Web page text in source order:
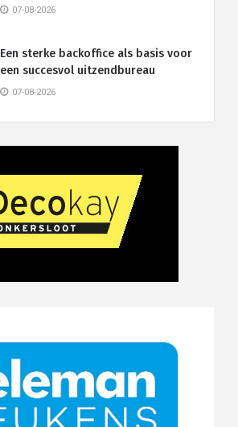
07-08-2026
Een sterke backoffice als basis voor
een succesvol uitzendbureau
07-08-2026